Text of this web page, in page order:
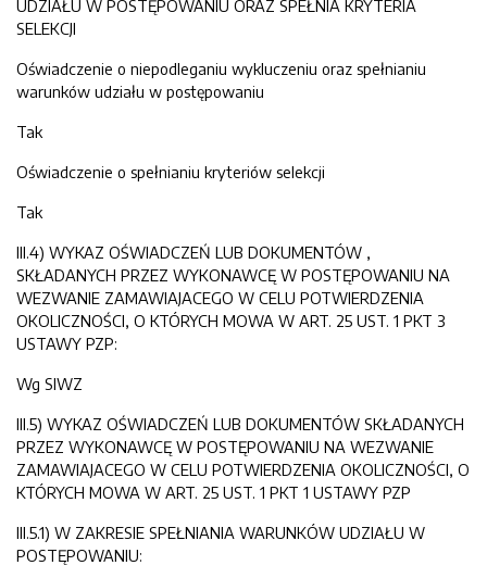
UDZIAŁU W POSTĘPOWANIU ORAZ SPEŁNIA KRYTERIA
SELEKCJI
Oświadczenie o niepodleganiu wykluczeniu oraz spełnianiu
warunków udziału w postępowaniu
Tak
Oświadczenie o spełnianiu kryteriów selekcji
Tak
III.4) WYKAZ OŚWIADCZEŃ LUB DOKUMENTÓW ,
SKŁADANYCH PRZEZ WYKONAWCĘ W POSTĘPOWANIU NA
WEZWANIE ZAMAWIAJACEGO W CELU POTWIERDZENIA
OKOLICZNOŚCI, O KTÓRYCH MOWA W ART. 25 UST. 1 PKT 3
USTAWY PZP:
Wg SIWZ
III.5) WYKAZ OŚWIADCZEŃ LUB DOKUMENTÓW SKŁADANYCH
PRZEZ WYKONAWCĘ W POSTĘPOWANIU NA WEZWANIE
ZAMAWIAJACEGO W CELU POTWIERDZENIA OKOLICZNOŚCI, O
KTÓRYCH MOWA W ART. 25 UST. 1 PKT 1 USTAWY PZP
III.5.1) W ZAKRESIE SPEŁNIANIA WARUNKÓW UDZIAŁU W
POSTĘPOWANIU: